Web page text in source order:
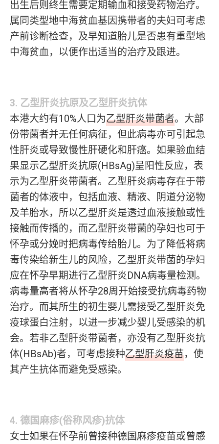
出生后则终生需要定期输血和接受药物治疗。
属同类型地中海贫血基因携带者的夫妇可考虑
产前诊断检查，及早知道胎儿是否患有重型地
中海贫血，以便作出适当的治疗及跟进。
3. 乙型肝炎抗原及乙型肝炎抗体
本港大约有10%人口为乙型肝炎带菌者。大部
份带菌者并无任何病征，但此病毒亦可引起急
性肝炎或导致慢性肝硬化和肝癌。如果验血结
果显示乙型肝炎抗原(HBsAg)呈阳性反应，表
示为乙型肝炎带菌者。乙型肝炎病毒存在于带
菌者的体液中，包括血液、精液、阴道分泌物
及羊胎水，所以乙型肝炎是透过血液接触或性
接触而传播的，而乙型肝炎带菌的孕妇也可于
怀孕或分娩时把病毒传给胎儿。为了降低将病
毒传染给新生儿的风险，乙型肝炎带菌的孕妇
应在怀孕早期进行乙型肝炎DNA病毒量检测。
病毒量高者将从怀孕28周开始接受抗病毒药物
治疗。而其所生的初生婴儿需接受乙型肝炎免
疫球蛋白注射，以进一步减少婴儿受感染的机
会。若非乙型肝炎带菌者，亦没有乙型肝炎抗
体(HBsAb)者，可考虑接种乙型肝炎疫苗，使
其产生抗体而避免受感染。
4. 德国麻疹(俗称风疹)抗体
女士如果在怀孕前曾接种德国麻疹疫苗或曾感